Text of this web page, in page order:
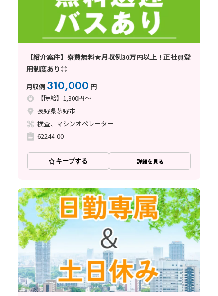
【紹介案件】寮費無料★月収例30万円以上！正社員登
用制度あり◎
月収例 310,000 円
【時給】1,300円～
長野県茅野市
検査、マシンオペレーター
62244-00
キープする 詳細を見る